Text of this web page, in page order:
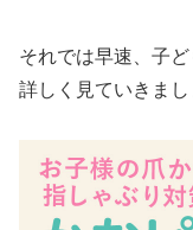
それでは早速、子
詳しく見ていきまし